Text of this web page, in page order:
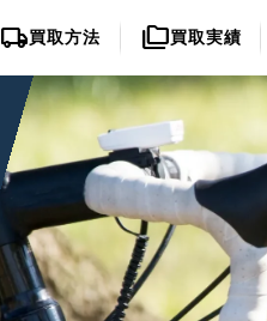
local_shipping買取方法 folder_copy買取実績